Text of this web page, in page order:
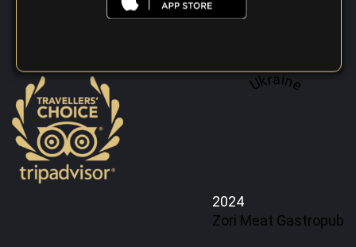
Ukraine
2024
Zori Meat Gastropub